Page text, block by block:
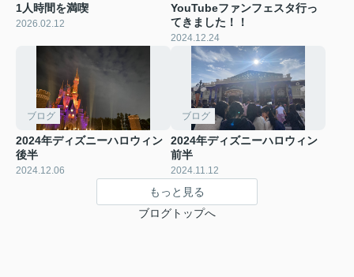
1人時間を満喫
2026.02.12
YouTubeファンフェスタ行っ
てきました！！
2024.12.24
ブログ
2024年ディズニーハロウィン
後半
2024.12.06
ブログ
2024年ディズニーハロウィン
前半
2024.11.12
もっと見る
ブログトップへ